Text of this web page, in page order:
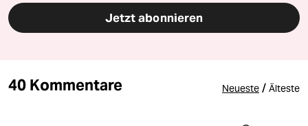
Jetzt abonnieren
40 Kommentare Neueste / Älteste